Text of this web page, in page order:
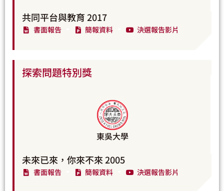
共同平台與教育 2017
書面報告 簡報資料 決選報告影片
探索問題特別獎
東吳大學
未來已來，你來不來 2005
書面報告 簡報資料 決選報告影片